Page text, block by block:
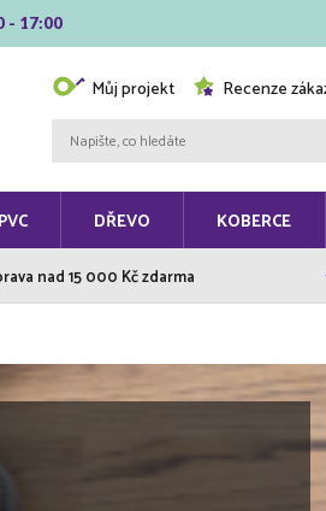
- 17:00
Můj projekt Recenze
DŘEVO KOBERCE
nad 15 000 Kč zdarma